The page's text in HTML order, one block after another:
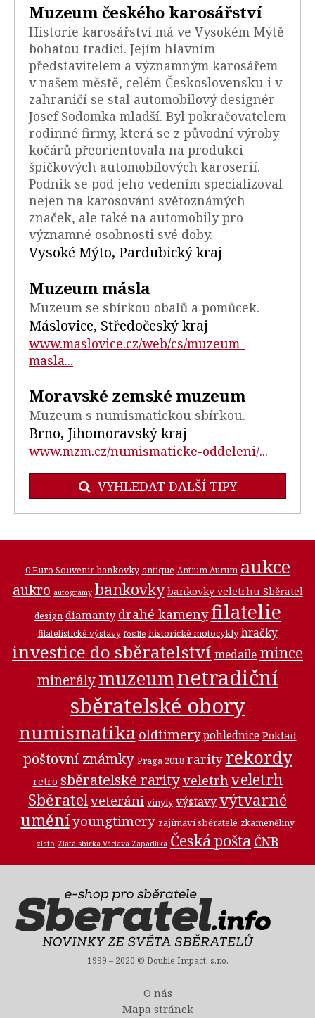
Muzeum českého karosářství
Historie karosářství má ve Vysokém Mýtě
bohatou tradici. Jejím hlavním
představitelem a významným karosářem
v našem městě, celém Československu i v
zahraničí se stal automobilový designér
Josef Sodomka mladší. Byl pokračovatelem
rodinné firmy, která se z původní výroby
kočárů přeorientovala na produkci
špičkových automobilových karoserií.
Podnik se pod jeho vedením specializoval
nejen na karosování světoznámých
značek, ale také na automobily pro
významné osobnosti své doby.
Vysoké Mýto, Pardubický kraj
Muzeum másla
Muzeum se sbírkou obalů a pomůcek.
Máslovice, Středočeský kraj
www.maslovice.cz/web/cs/muzeum-
masla...
Moravské zemské muzeum
Muzeum s numismatickou sbírkou.
Brno, Jihomoravský kraj
www.mzm.cz/numismaticke-oddeleni/...
VYHLEDAT DALŠÍ TIPY
0 Euro Souvenir bankovky antique Antium Aurum aukce
aukro autogramy bankovky bankovky veletrhu Sběratel
design diamanty drahé kamenyfilatelie
filatelistické výstavy fosilie historické motocykly hračky
investice do sběratelství medaile mince
minerálymuzeumnetradiční
sběratelské obory
numismatika oldtimery pohlednice Poklad
poštovní známky Praga 2018 rarity rekordy
retro sběratelské rarityveletrhveletrh
Sběratelveteráni vinyly výstavyvýtvarné
uměníyoungtimery zajímaví sběratelé zkameněliny
zlato Zlatá sbírka Václava Zapadlíka Česká pošta ČNB
1999 – 2020 © Double Impact, s.r.o.
O nás
Mapa stránek